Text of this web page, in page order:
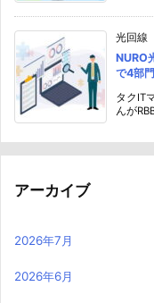
光回線
NURO
で4部
タクIT
んが
アーカイブ
2026年7月
2026年6月